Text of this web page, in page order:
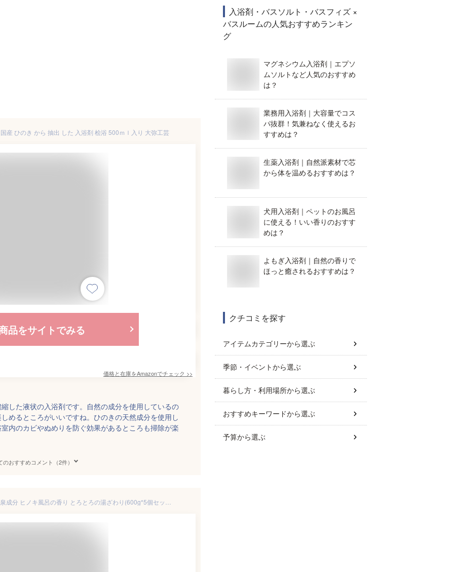
産 ひのき から 抽出 した 入浴剤 桧浴 500ｍｌ入り 大弥工芸
品をサイトでみる
価格と在庫をAmazonでチェック >>
した液状の入浴剤です。自然の成分を使用しているの
めるところがいいですね。ひのきの天然成分を使用し
内のカビやぬめりを防ぐ効果があるところも掃除が楽
のおすすめコメント（2件）
入浴剤・バスソルト・バスフィズ ×
バスルームの人気おすすめランキン
グ
マグネシウム入浴剤｜エプソ
ムソルトなど人気のおすすめ
は？
業務用入浴剤｜大容量でコス
パ抜群！気兼ねなく使えるお
すすめは？
生薬入浴剤｜自然派素材で芯
から体を温めるおすすめは？
犬用入浴剤｜ペットのお風呂
に使える！いい香りのおすす
めは？
よもぎ入浴剤｜自然の香りで
ほっと癒されるおすすめは？
クチコミを探す
アイテムカテゴリーから選ぶ
季節・イベントから選ぶ
暮らし方・利用場所から選ぶ
おすすめキーワードから選ぶ
予算から選ぶ